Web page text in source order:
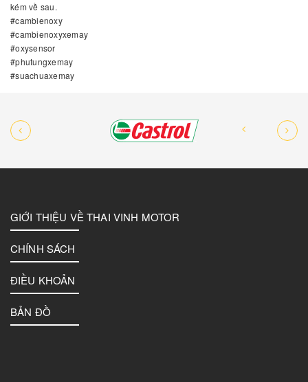
kém về sau.
#cambienoxy
#cambienoxyxemay
#oxysensor
#phutungxemay
#suachuaxemay
GIỚI THIỆU VỀ THAI VINH MOTOR
CHÍNH SÁCH
ĐIỀU KHOẢN
BẢN ĐỒ